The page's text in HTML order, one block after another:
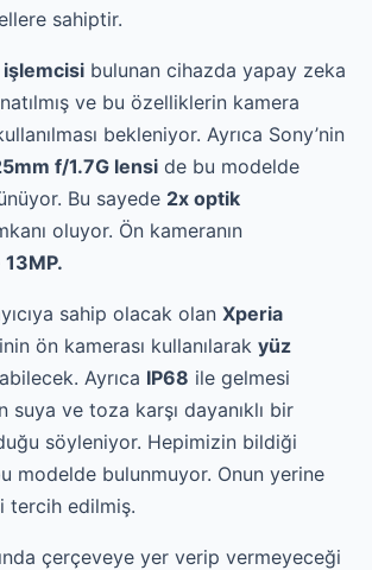
sahiptir.
işlemcisi bulunan cihazda yapay zeka
ve bu özelliklerin kamera
bekleniyor. Ayrıca Sony’nin
f/1.7G lensi de bu modelde
Bu sayede 2x optik
oluyor. Ön kameranın
13MP.
sahip olacak olan Xperia
ön kamerası kullanılarak yüz
Ayrıca IP68 ile gelmesi
suya ve toza karşı dayanıklı bir
söyleniyor. Hepimizin bildiği
modelde bulunmuyor. Onun yerine
tercih edilmiş.
çerçeveye yer verip vermeyeceği